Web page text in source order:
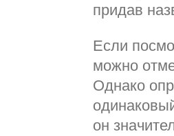
придав
Если
можно
Однако
он